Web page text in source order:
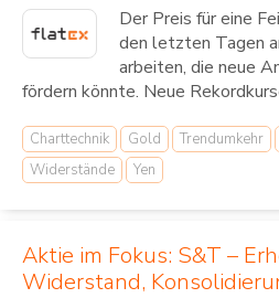
Der Preis für eine
den letzten Tagen
arbeiten, die neue
fördern könnte. Neue
Charttechnik Gold Trendumkehr
Widerstände
Yen
Aktie im Fokus: S&T –
Widerstand,